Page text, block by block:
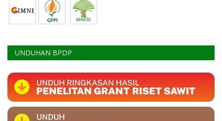
UNDUHAN BPDP